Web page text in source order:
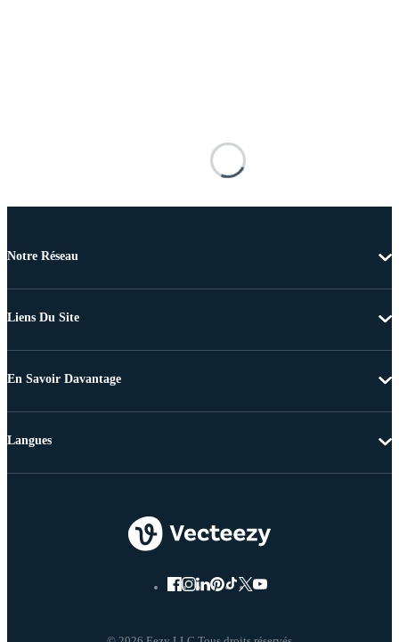
Notre Réseau
Liens Du Site
En Savoir Davantage
Langues